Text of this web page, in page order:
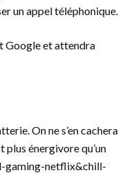
un appel téléphonique.
Google et attendra
On ne s’en cachera
plus énergivore qu’un
gaming-netflix&chill-